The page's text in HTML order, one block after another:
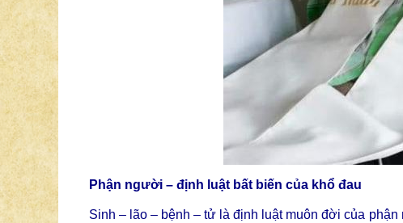
Phận người – định luật bất biến của khổ đau
Sinh – lão – bệnh – tử là định luật muôn đời của